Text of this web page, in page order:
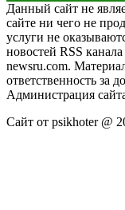
Данный сайт не
сайте ни чего не
услуги не
новостей RSS
newsru.com.
ответственность за
Администрация
Сайт от psikhoter @